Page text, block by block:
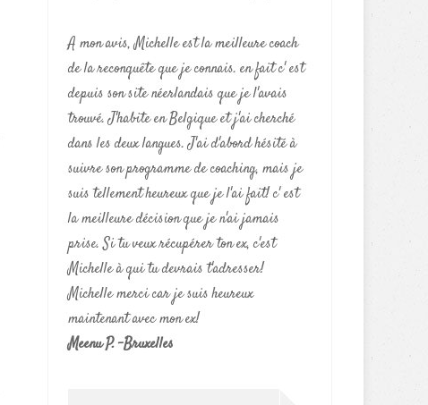
A mon avis, Michelle est la meilleure coach
de la reconquête que je connais. en fait c' est
depuis son site néerlandais que je l'avais
trouvé. J'habite en Belgique et j'ai cherché
dans les deux langues. J'ai d'abord hésité à
suivre son programme de coaching, mais je
suis tellement heureux que je l'ai fait! c' est
la meilleure décision que je n'ai jamais
prise. Si tu veux récupérer ton ex, c'est
Michelle à qui tu devrais t'adresser!
Michelle merci car je suis heureux
maintenant avec mon ex!
Meenu P. -Bruxelles